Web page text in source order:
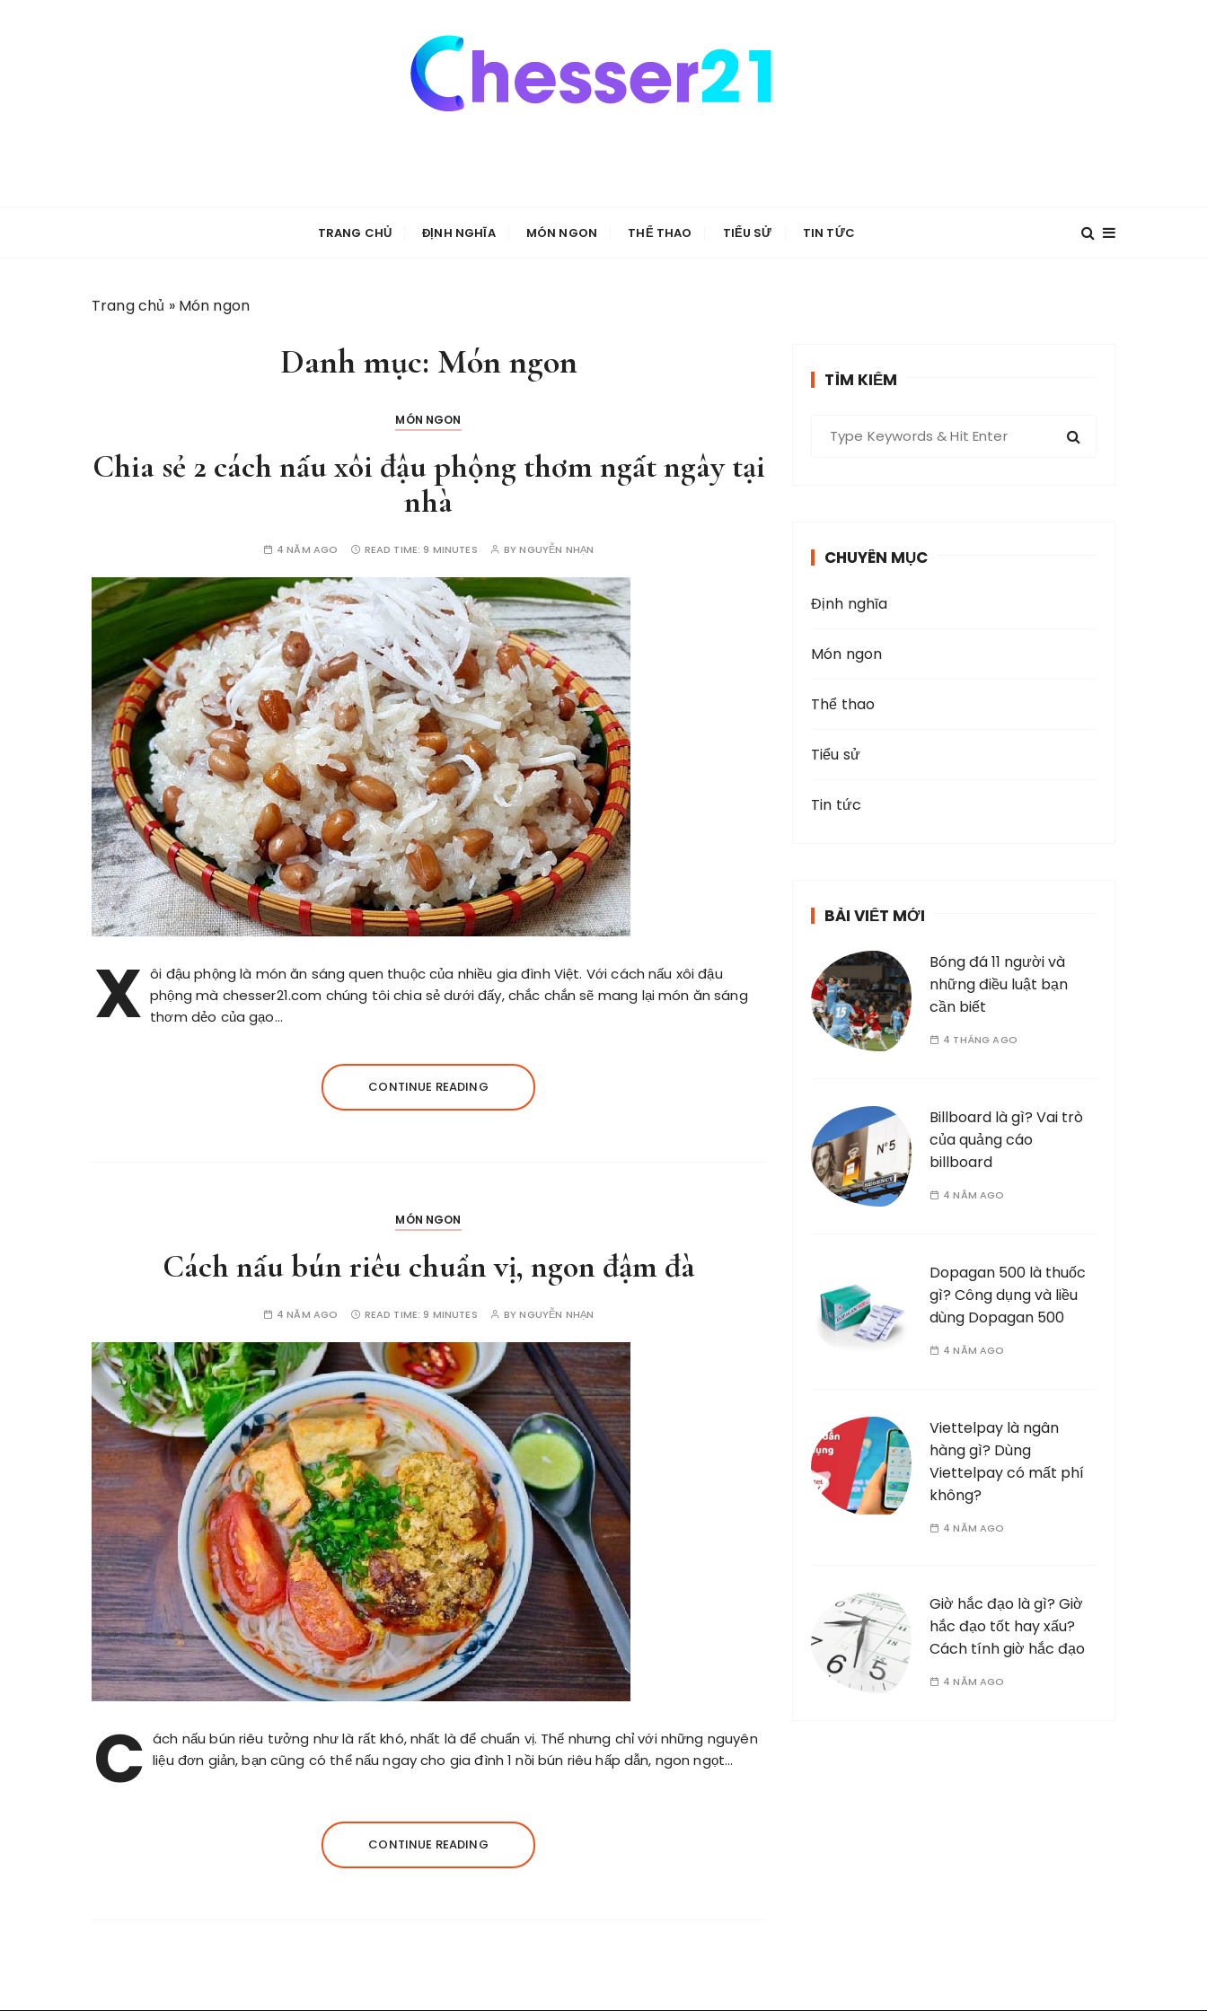
TRANG CHỦ ĐỊNH NGHĨA MÓN NGON THỂ THAO TIỂU SỬ TIN TỨC
Trang chủ » Món ngon
Danh mục: Món ngon
MÓN NGON
Chia sẻ 2 cách nấu xôi đậu phộng thơm ngất ngây tại
nhà
4 NĂM AGO READ TIME: 9 MINUTES BYNGUYỄN NHẠN
X ôi đậu phộng là món ăn sáng quen thuộc của nhiều gia đình Việt. Với cách nấu xôi đậu
phộng mà chesser21.com chúng tôi chia sẻ dưới đấy, chắc chắn sẽ mang lại món ăn sáng
thơm dẻo của gạo…
CONTINUE READING
MÓN NGON
Cách nấu bún riêu chuẩn vị, ngon đậm đà
4 NĂM AGO READ TIME: 9 MINUTES BYNGUYỄN NHẠN
C ách nấu bún riêu tưởng như là rất khó, nhất là để chuẩn vị. Thế nhưng chỉ với những nguyên
liệu đơn giản, bạn cũng có thể nấu ngay cho gia đình 1 nồi bún riêu hấp dẫn, ngon ngọt…
CONTINUE READING
TÌM KIẾM
r
CHUYÊN MỤC
Định nghĩa
Món ngon
Thể thao
Tiểu sử
Tin tức
BÀI VIẾT MỚI
Bóng đá 11 người và
những điều luật bạn
cần biết
4 THÁNG AGO
Billboard là gì? Vai trò
của quảng cáo
billboard
4 NĂM AGO
Dopagan 500 là thuốc
gì? Công dụng và liều
dùng Dopagan 500
4 NĂM AGO
Viettelpay là ngân
hàng gì? Dùng
Viettelpay có mất phí
không?
4 NĂM AGO
Giờ hắc đạo là gì? Giờ
hắc đạo tốt hay xấu?
Cách tính giờ hắc đạo
4 NĂM AGO